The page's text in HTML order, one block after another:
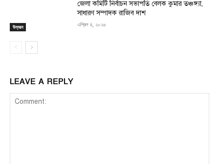
উন্নয়ন
জেলা কমিটি নির্বাচন সভাপতি বেলক কুমার তঞ্চঙ্গ্যা,
সাধারণ সম্পাদক রাজিব দাশ
এপ্রিল ৪, ২০২৬
LEAVE A REPLY